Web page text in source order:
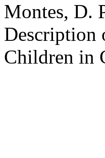
Montes, D.
Description
Children in